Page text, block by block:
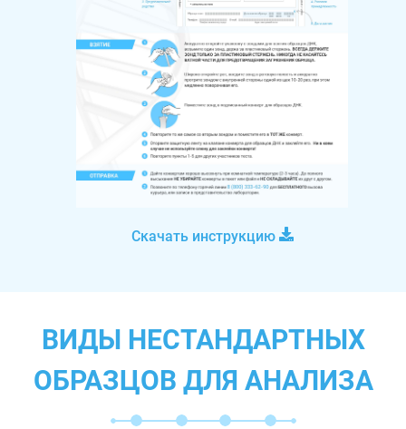
Скачать инструкцию
ВИДЫ НЕСТАНДАРТНЫХ
ОБРАЗЦОВ ДЛЯ АНАЛИЗА